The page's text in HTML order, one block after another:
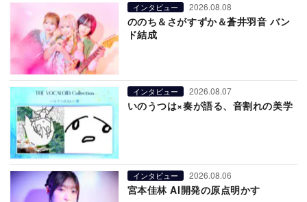
インタビュー 2026.08.08
ののち＆さがすずか＆蒼井羽音 バン
ド結成
インタビュー 2026.08.07
いのうつは×奏が語る、音割れの美学
インタビュー 2026.08.06
宮本佳林 AI開発の原点明かす